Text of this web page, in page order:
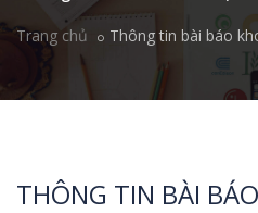
Trang chủ Thông tin bài báo
THÔNG TIN BÀI